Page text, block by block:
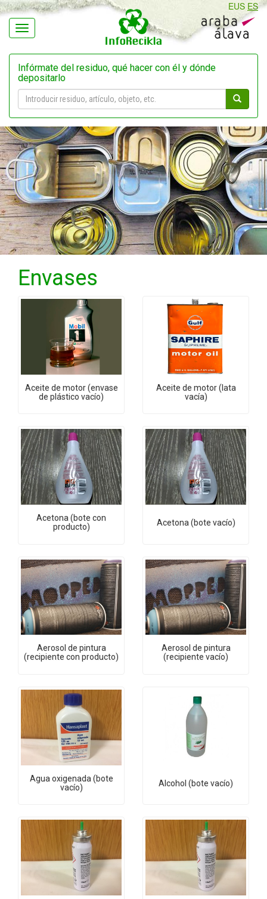
Navegación
EUS ES
Infórmate del residuo, qué hacer con él y dónde
depositarlo
Envases
Aceite de motor (envase
de plástico vacío)
Aceite de motor (lata
vacía)
Acetona (bote con
producto)
Acetona (bote vacío)
Aerosol de pintura
(recipiente con producto)
Aerosol de pintura
(recipiente vacío)
Agua oxigenada (bote
vacío)
Alcohol (bote vacío)